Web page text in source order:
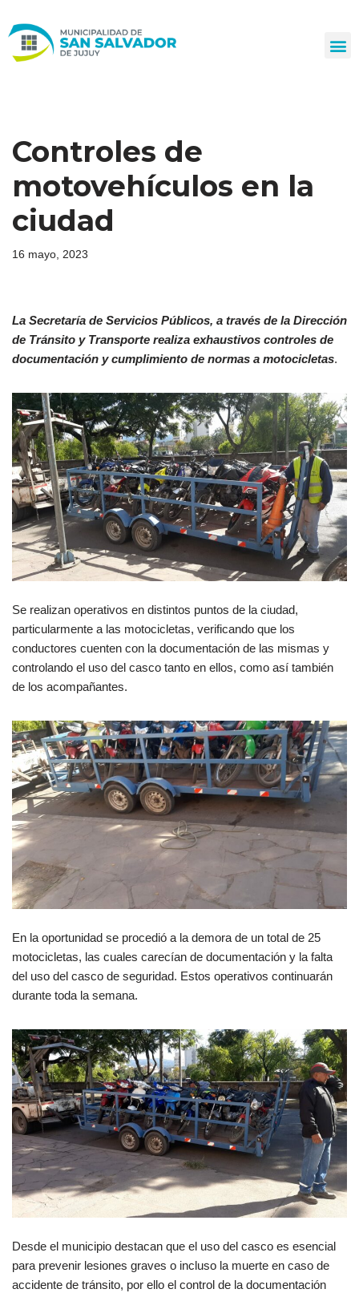
al
Controles de
motovehículos en la
ciudad
16 mayo, 2023
La Secretaría de Servicios Públicos, a través de la Dirección
de Tránsito y Transporte realiza exhaustivos controles de
documentación y cumplimiento de normas a motocicletas.
Se realizan operativos en distintos puntos de la ciudad,
particularmente a las motocicletas, verificando que los
conductores cuenten con la documentación de las mismas y
controlando el uso del casco tanto en ellos, como así también
de los acompañantes.
En la oportunidad se procedió a la demora de un total de 25
motocicletas, las cuales carecían de documentación y la falta
del uso del casco de seguridad. Estos operativos continuarán
durante toda la semana.
Desde el municipio destacan que el uso del casco es esencial
para prevenir lesiones graves o incluso la muerte en caso de
accidente de tránsito, por ello el control de la documentación